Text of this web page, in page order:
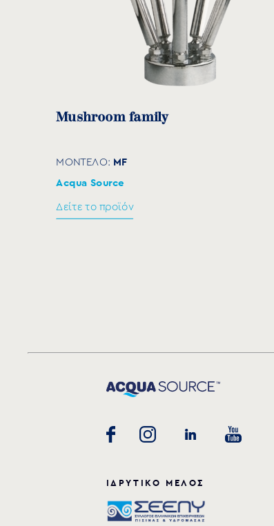
Κωδικός
MJ-100
MJ-200
MJ-300
Μushroom family
ΜΟΝΤΕΛΟ: MF
Acqua Source
Δείτε το προϊόν
ΙΔΡΥΤΙΚΟ ΜΕΛΟΣ